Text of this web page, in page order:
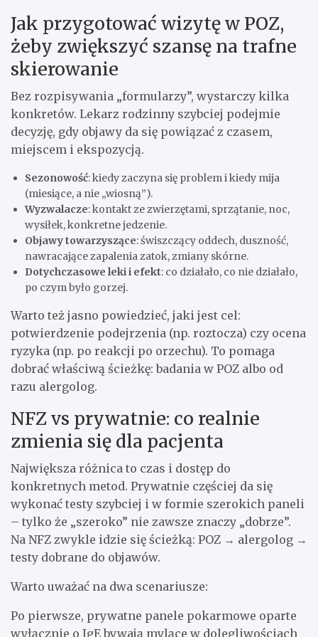
Jak przygotować wizytę w POZ,
żeby zwiększyć szansę na trafne
skierowanie
Bez rozpisywania „formularzy”, wystarczy kilka
konkretów. Lekarz rodzinny szybciej podejmie
decyzję, gdy objawy da się powiązać z czasem,
miejscem i ekspozycją.
Sezonowość: kiedy zaczyna się problem i kiedy mija
(miesiące, a nie „wiosną”).
Wyzwalacze: kontakt ze zwierzętami, sprzątanie, noc,
wysiłek, konkretne jedzenie.
Objawy towarzyszące: świszczący oddech, duszność,
nawracające zapalenia zatok, zmiany skórne.
Dotychczasowe leki i efekt: co działało, co nie działało,
po czym było gorzej.
Warto też jasno powiedzieć, jaki jest cel:
potwierdzenie podejrzenia (np. roztocza) czy ocena
ryzyka (np. po reakcji po orzechu). To pomaga
dobrać właściwą ścieżkę: badania w POZ albo od
razu alergolog.
NFZ vs prywatnie: co realnie
zmienia się dla pacjenta
Największa różnica to czas i dostęp do
konkretnych metod. Prywatnie częściej da się
wykonać testy szybciej i w formie szerokich paneli
– tylko że „szeroko” nie zawsze znaczy „dobrze”.
Na NFZ zwykle idzie się ścieżką: POZ → alergolog →
testy dobrane do objawów.
Warto uważać na dwa scenariusze:
Po pierwsze, prywatne panele pokarmowe oparte
wyłącznie o IgE bywają mylące w dolegliwościach